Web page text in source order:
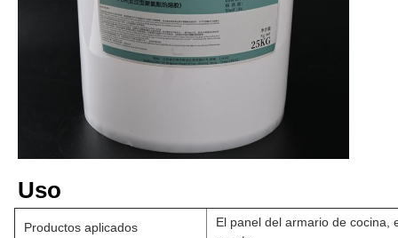
Uso
Productos aplicados
El panel del armario de cocina,